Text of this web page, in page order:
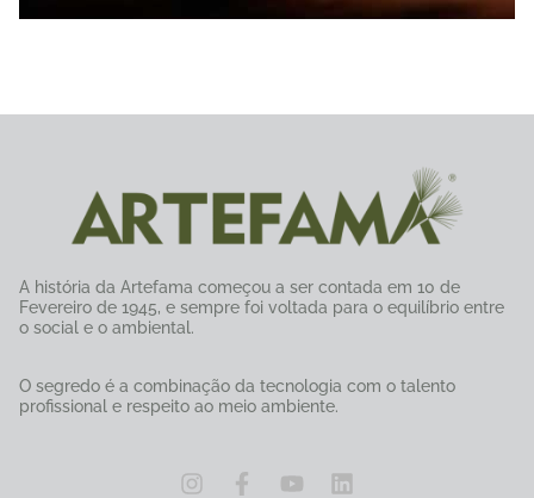
A história da Artefama começou a ser contada em 10 de
Fevereiro de 1945, e sempre foi voltada para o equilíbrio entre
o social e o ambiental.
O segredo é a combinação da tecnologia com o talento
profissional e respeito ao meio ambiente.